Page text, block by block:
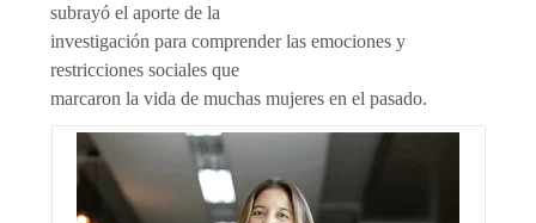
subrayó el aporte de la
investigación para comprender las emociones y
restricciones sociales que
marcaron la vida de muchas mujeres en el pasado.